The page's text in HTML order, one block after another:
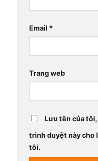
Email *
Trang web
Lưu tên của
trình duyệt này cho
tôi.